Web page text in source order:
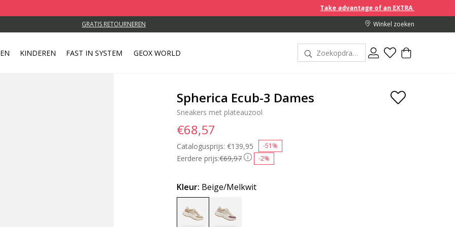
Take advantage of an EXTRA 10% off discount prices
GRATIS RETOURNEREN Winkel zoeken
KINDEREN FAST IN SYSTEM GEOX WORLD
Spherica Ecub-3 Dames
Sneakers met plateauzool
Eerdere prijs:€69,97 -2%
Catalogusprijs: Price reduced from
€139,95 -51%
€68,57
Kleur: Beige/Melkwit